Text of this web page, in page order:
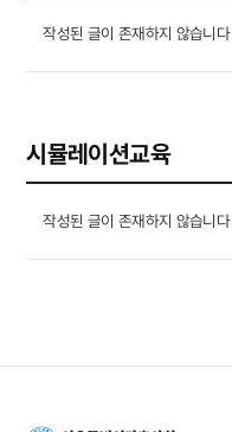
작성된 글이 존재하지 않습니다
시뮬레이션교육
작성된 글이 존재하지 않습니다